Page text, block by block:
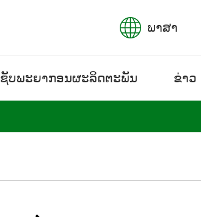
ພາສາ
ຊັບພະຍາກອນຜະລິດຕະພັນ ຂ່າວ